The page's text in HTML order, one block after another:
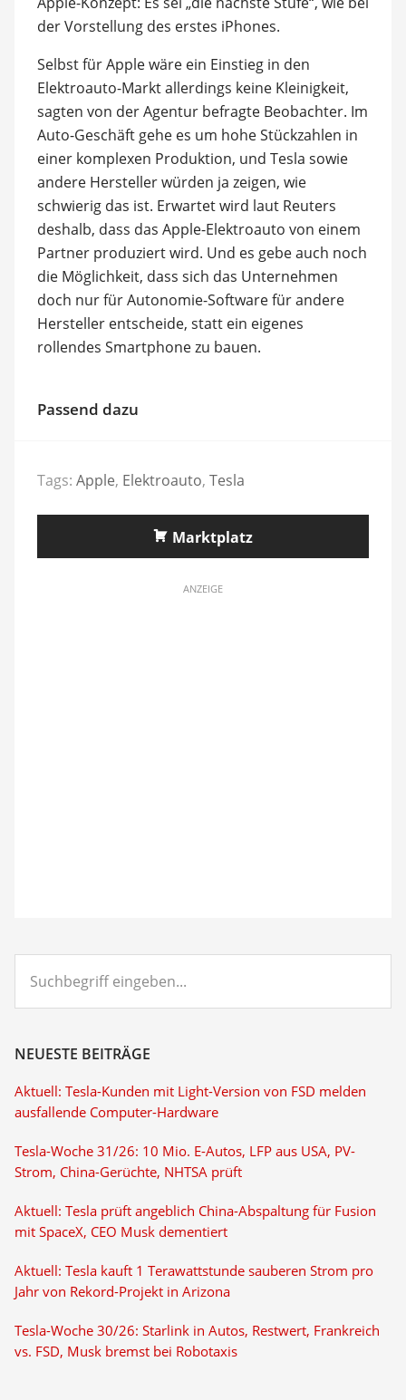
der Vorstellung des erstes iPhones.
Selbst für Apple wäre ein Einstieg in den
Elektroauto-Markt allerdings keine Kleinigkeit,
sagten von der Agentur befragte Beobachter. Im
Auto-Geschäft gehe es um hohe Stückzahlen in
einer komplexen Produktion, und Tesla sowie
andere Hersteller würden ja zeigen, wie
schwierig das ist. Erwartet wird laut Reuters
deshalb, dass das Apple-Elektroauto von einem
Partner produziert wird. Und es gebe auch noch
die Möglichkeit, dass sich das Unternehmen
doch nur für Autonomie-Software für andere
Hersteller entscheide, statt ein eigenes
rollendes Smartphone zu bauen.
Passend dazu
Tags: Apple, Elektroauto, Tesla
Marktplatz
ANZEIGE
eingeben...
NEUESTE BEITRÄGE
Aktuell: Tesla-Kunden mit Light-Version von FSD melden
ausfallende Computer-Hardware
Tesla-Woche 31/26: 10 Mio. E-Autos, LFP aus USA, PV-
Strom, China-Gerüchte, NHTSA prüft
Aktuell: Tesla prüft angeblich China-Abspaltung für Fusion
mit SpaceX, CEO Musk dementiert
Aktuell: Tesla kauft 1 Terawattstunde sauberen Strom pro
Jahr von Rekord-Projekt in Arizona
Tesla-Woche 30/26: Starlink in Autos, Restwert, Frankreich
vs. FSD, Musk bremst bei Robotaxis